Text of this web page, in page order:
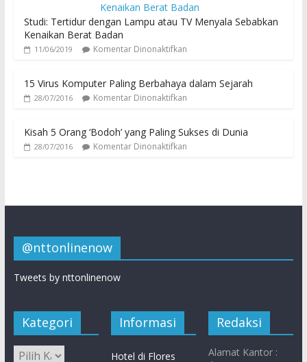
Studi: Tertidur dengan Lampu atau TV Menyala Sebabkan
Kenaikan Berat Badan
11/06/2019 Komentar Dinonaktifkan
15 Virus Komputer Paling Berbahaya dalam Sejarah
28/07/2016 Komentar Dinonaktifkan
Kisah 5 Orang ‘Bodoh’ yang Paling Sukses di Dunia
28/07/2016 Komentar Dinonaktifkan
@nttonlinenow
Tweets by nttonlinenow
Kategori Informasi
Hotel di Flores
Redaksi
Alamat Kantor :